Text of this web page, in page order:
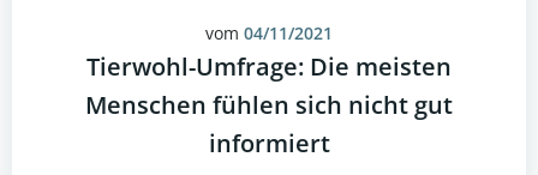
vom 04/11/2021
Tierwohl-Umfrage: Die meisten
Menschen fühlen sich nicht gut
informiert